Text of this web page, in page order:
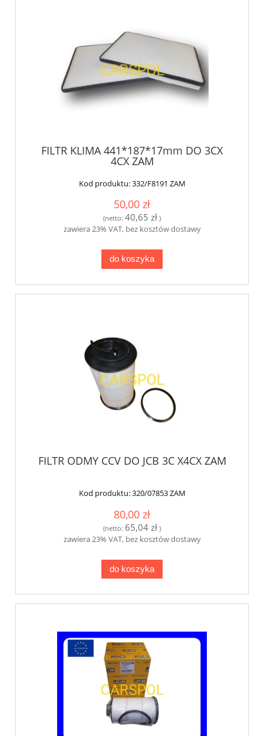
FILTR KLIMA 441*187*17mm DO 3CX
4CX ZAM
Kod produktu:332/F8191 ZAM
50,00 zł
(netto: 40,65 zł )
zawiera 23% VAT, bez kosztów dostawy
do koszyka
FILTR ODMY CCV DO JCB 3C X4CX ZAM
Kod produktu:320/07853 ZAM
80,00 zł
(netto: 65,04 zł )
zawiera 23% VAT, bez kosztów dostawy
do koszyka